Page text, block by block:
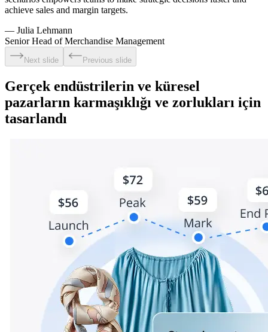
achieve sales and margin targets.
— Julia Lehmann
Senior Head of Merchandise Management
Next slide Previous slide
Gerçek endüstrilerin ve küresel
pazarların karmaşıklığı ve zorlukları için
tasarlandı